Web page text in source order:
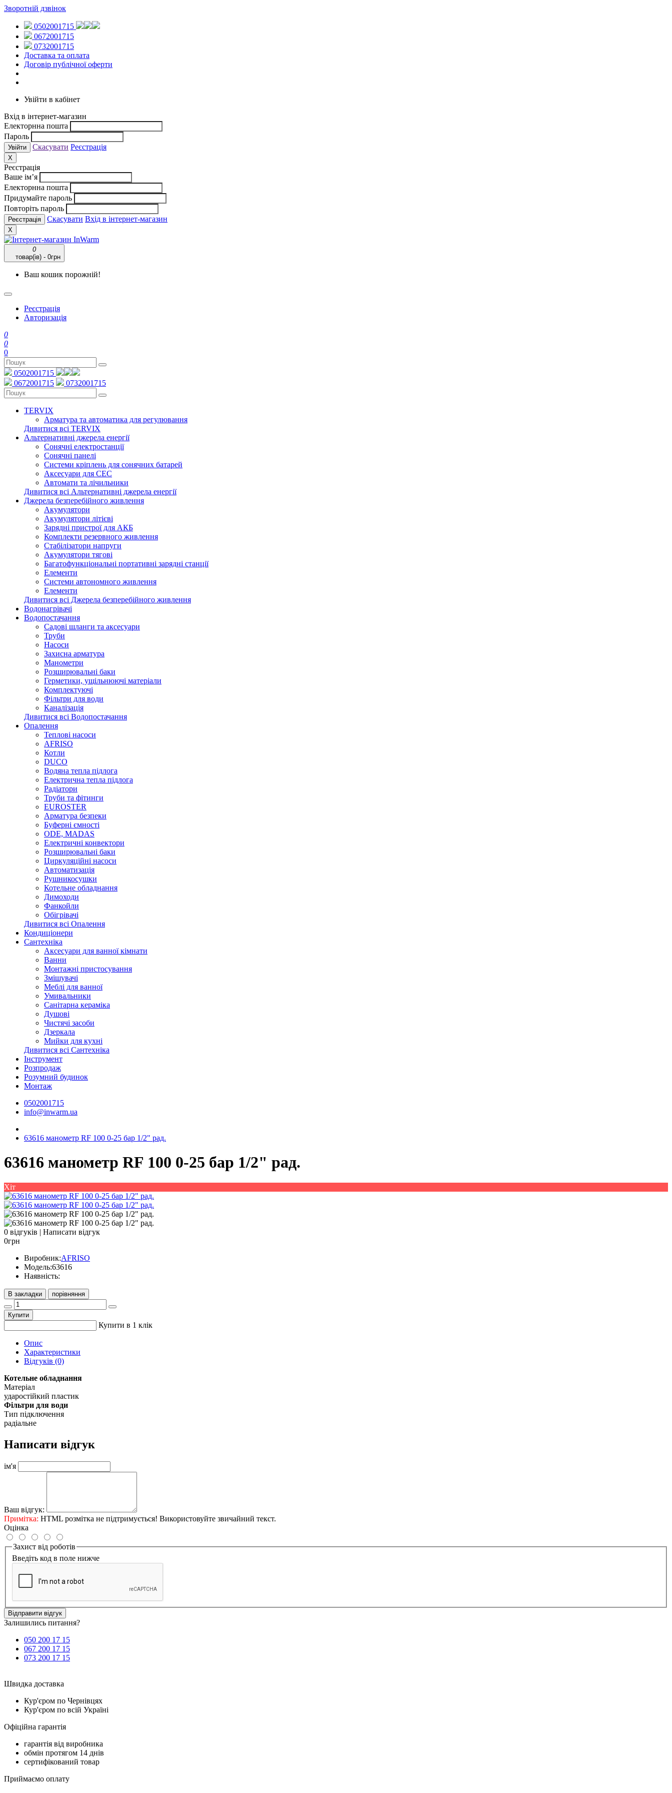
Зворотній дзвінок
0502001715
0672001715
0732001715
Доставка та оплата
Договір публічної оферти
Увійти в кабінет
Вхід в інтернет-магазин
Електорнна пошта
Пароль
Скасувати Реєстрація
X
Реєстрація
Ваше ім’я
Електорнна пошта
Придумайте пароль
Повторіть пароль
Скасувати Вхід в інтернет-магазин
X
0
товар(ів) - 0грн
Ваш кошик порожній!
Реєстрація
Авторизація
0
0
0
0502001715
0672001715
0732001715
TERVIX
Арматура та автоматика для регулювання
Дивитися всі TERVIX
Альтернативні джерела енергії
Сонячні електростанції
Сонячні панелі
Системи кріплень для сонячних батарей
Аксесуари для СЕС
Автомати та лічильники
Дивитися всі Альтернативні джерела енергії
Джерела безперебійного живлення
Акумулятори
Акумулятори літієві
Зарядні пристрої для АКБ
Комплекти резервного живлення
Стабілізатори напруги
Акумулятори тягові
Багатофункціональні портативні зарядні станції
Елементи
Системи автономного живлення
Елементи
Дивитися всі Джерела безперебійного живлення
Водонагрівачі
Водопостачання
Садові шланги та аксесуари
Труби
Насоси
Захисна арматура
Манометри
Розширювальні баки
Герметики, ущільнюючі матеріали
Комплектуючі
Фільтри для води
Каналізація
Дивитися всі Водопостачання
Опалення
Теплові насоси
AFRISO
Котли
DUCO
Водяна тепла підлога
Електрична тепла підлога
Радіатори
Труби та фітинги
EUROSTER
Арматура безпеки
Буферні ємності
ODE, MADAS
Електричні конвектори
Розширювальні баки
Циркуляційні насоси
Автоматизація
Рушникосушки
Котельне обладнання
Димоходи
Фанкойли
Обігрівачі
Дивитися всі Опалення
Кондиціонери
Сантехніка
Аксесуари для ванної кімнати
Ванни
Монтажні пристосування
Змішувачі
Меблі для ванної
Умивальники
Санітарна кераміка
Душові
Чистячі засоби
Дзеркала
Мийки для кухні
Дивитися всі Сантехніка
Інструмент
Розпродаж
Розумний будинок
Монтаж
0502001715
info@inwarm.ua
63616 манометр RF 100 0-25 бар 1/2" рад.
63616 манометр RF 100 0-25 бар 1/2" рад.
Хіт
0 відгуків | Написати відгук
0грн
Виробник:AFRISO
Модель:63616
Наявність:
В закладки порівняння
Купити
Купити в 1 клік
Опис
Характеристики
Відгуків (0)
Котельне обладнання
Матеріал
ударостійкий пластик
Фільтри для води
Тип підключення
радіальне
Написати відгук
ім'я
Ваш відгук:
Примітка: HTML розмітка не підтримується! Використовуйте звичайний текст.
Оцінка
Захист від роботів
Введіть код в поле нижче
Відправити відгук
Залишились питання?
050 200 17 15
067 200 17 15
073 200 17 15
Швидка доставка
Кур'єром по Чернівцях
Кур'єром по всій Україні
Офіційна гарантія
гарантія від виробника
обмін протягом 14 днів
сертифікований товар
Приймаємо оплату